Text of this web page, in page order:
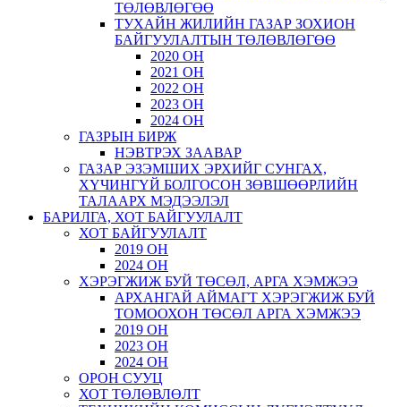
ТӨЛӨВЛӨГӨӨ
ТУХАЙН ЖИЛИЙН ГАЗАР ЗОХИОН
БАЙГУУЛАЛТЫН ТӨЛӨВЛӨГӨӨ
2020 ОН
2021 ОН
2022 ОН
2023 ОН
2024 ОН
ГАЗРЫН БИРЖ
НЭВТРЭХ ЗААВАР
ГАЗАР ЭЗЭМШИХ ЭРХИЙГ СУНГАХ,
ХҮЧИНГҮЙ БОЛГОСОН ЗӨВШӨӨРЛИЙН
ТАЛААРХ МЭДЭЭЛЭЛ
БАРИЛГА, ХОТ БАЙГУУЛАЛТ
ХОТ БАЙГУУЛАЛТ
2019 ОН
2024 ОН
ХЭРЭГЖИЖ БУЙ ТӨСӨЛ, АРГА ХЭМЖЭЭ
АРХАНГАЙ АЙМАГТ ХЭРЭГЖИЖ БУЙ
ТОМООХОН ТӨСӨЛ АРГА ХЭМЖЭЭ
2019 ОН
2023 ОН
2024 ОН
ОРОН СУУЦ
ХОТ ТӨЛӨВЛӨЛТ